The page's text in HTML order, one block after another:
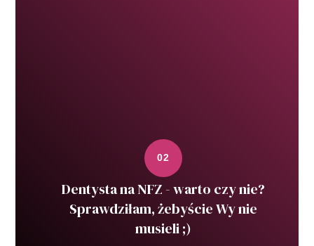
Dentysta na NFZ - warto czy nie?
Sprawdziłam, żebyście Wy nie
musieli ;)